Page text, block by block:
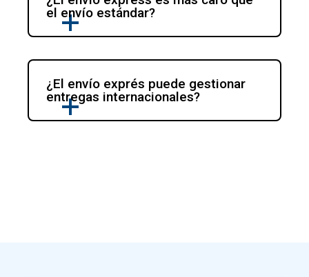
el envío estándar?
¿El envío exprés puede gestionar
entregas internacionales?